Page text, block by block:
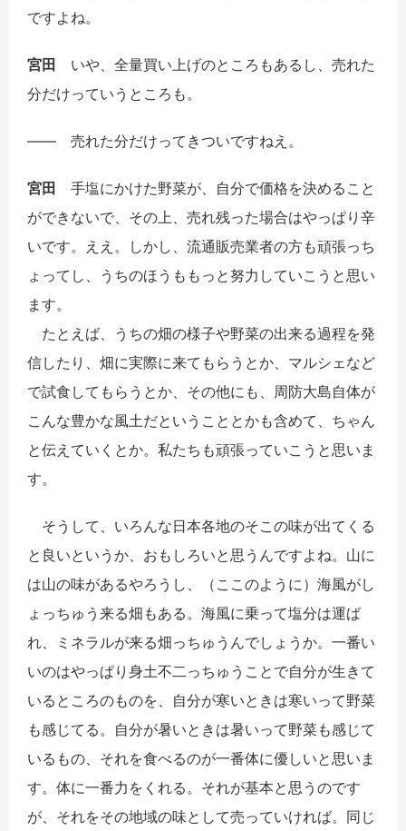
ですよね。
宮田 いや、全量買い上げのところもあるし、売れた
分だけっていうところも。
―― 売れた分だけってきついですねえ。
宮田 手塩にかけた野菜が、自分で価格を決めること
ができないで、その上、売れ残った場合はやっぱり辛
いです。ええ。しかし、流通販売業者の方も頑張っち
ょってし、うちのほうももっと努力していこうと思い
ます。
たとえば、うちの畑の様子や野菜の出来る過程を発
信したり、畑に実際に来てもらうとか、マルシェなど
で試食してもらうとか、その他にも、周防大島自体が
こんな豊かな風土だということとかも含めて、ちゃん
と伝えていくとか。私たちも頑張っていこうと思いま
す。
そうして、いろんな日本各地のそこの味が出てくる
と良いというか、おもしろいと思うんですよね。山に
は山の味があるやろうし、（ここのように）海風がし
ょっちゅう来る畑もある。海風に乗って塩分は運ば
れ、ミネラルが来る畑っちゅうんでしょうか。一番い
いのはやっぱり身土不二っちゅうことで自分が生きて
いるところのものを、自分が寒いときは寒いって野菜
も感じてる。自分が暑いときは暑いって野菜も感じて
いるもの、それを食べるのが一番体に優しいと思いま
す。体に一番力をくれる。それが基本と思うのです
が、それをその地域の味として売っていければ。同じ